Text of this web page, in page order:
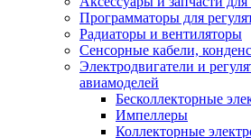
Программаторы для
Радиаторы и вентиляторы
Сенсорные кабели,
Электродвигатели и
авиамоделей
Бесколлекторные
Импеллеры
Коллекторные